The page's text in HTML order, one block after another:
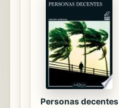
Personas decentes